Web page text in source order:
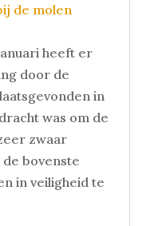
de molen
heeft er
door de
in
was om de
zwaar
bovenste
in veiligheid te